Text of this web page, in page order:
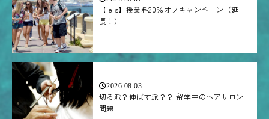
【iels】授業料20％オフキャンペーン（延
長！）
2026.08.03
切る派？伸ばす派？？ 留学中のヘアサロン
問題